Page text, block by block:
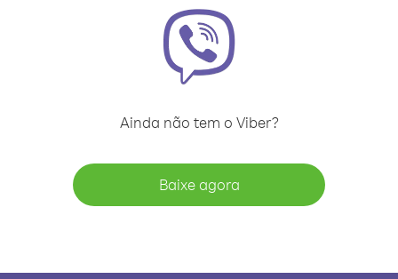
Ainda não tem o Viber?
Baixe agora